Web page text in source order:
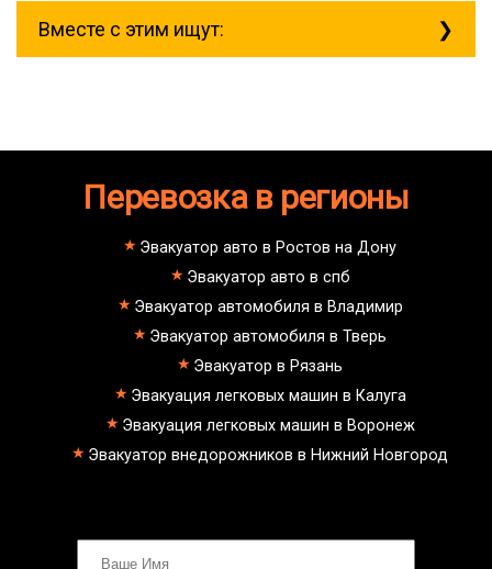
isuzu;
mitsubishi;
dongfeng;
малолитражные авто и скутеры.
Вместе с этим ищут:
автоматической КПП блокировка
Как вызвать эвакуатор
манипулятора для снегоходов
Ясенево - Екатеринбург буксровка
Как вызвать эвакуатор с
подземного паркинга
Ясенево - Марьино недорого
Ясенево - Питер
эвакуатор седан
эвакуатор пикапа
эвакуатор фургона
эвакуатор истра
эвакуатор в сто
эвакуатор гидравлической
александров
мотоэвакуатор
Перевозка в регионы
Эвакуатор авто в Ростов на Дону
Эвакуатор авто в спб
Эвакуатор автомобиля в Владимир
Эвакуатор автомобиля в Тверь
Эвакуатор в Рязань
Эвакуация легковых машин в Калуга
Эвакуация легковых машин в Воронеж
Эвакуатор внедорожников в Нижний Новгород